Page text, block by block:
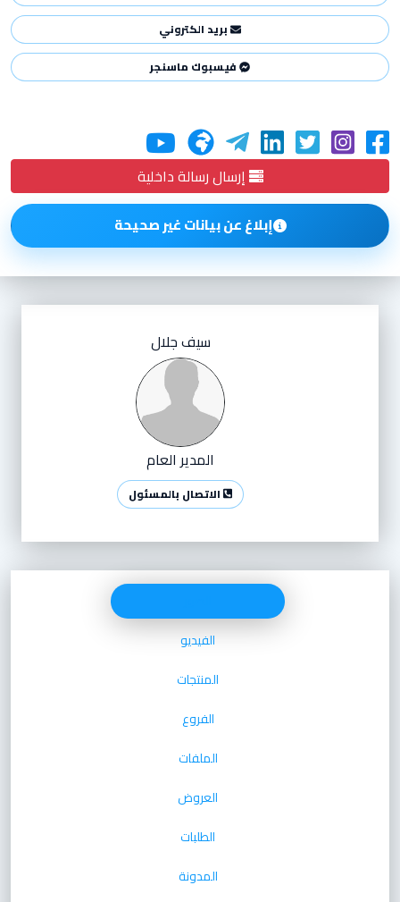
بريد الكتروني
فيسبوك ماسنجر
إرسال رسالة داخلية
إبلاغ عن بيانات غير صحيحة
سيف جلال
المدير العام
الاتصال بالمسئول
الفيديو
المنتجات
الفروع
الملفات
العروض
الطلبات
المدونة